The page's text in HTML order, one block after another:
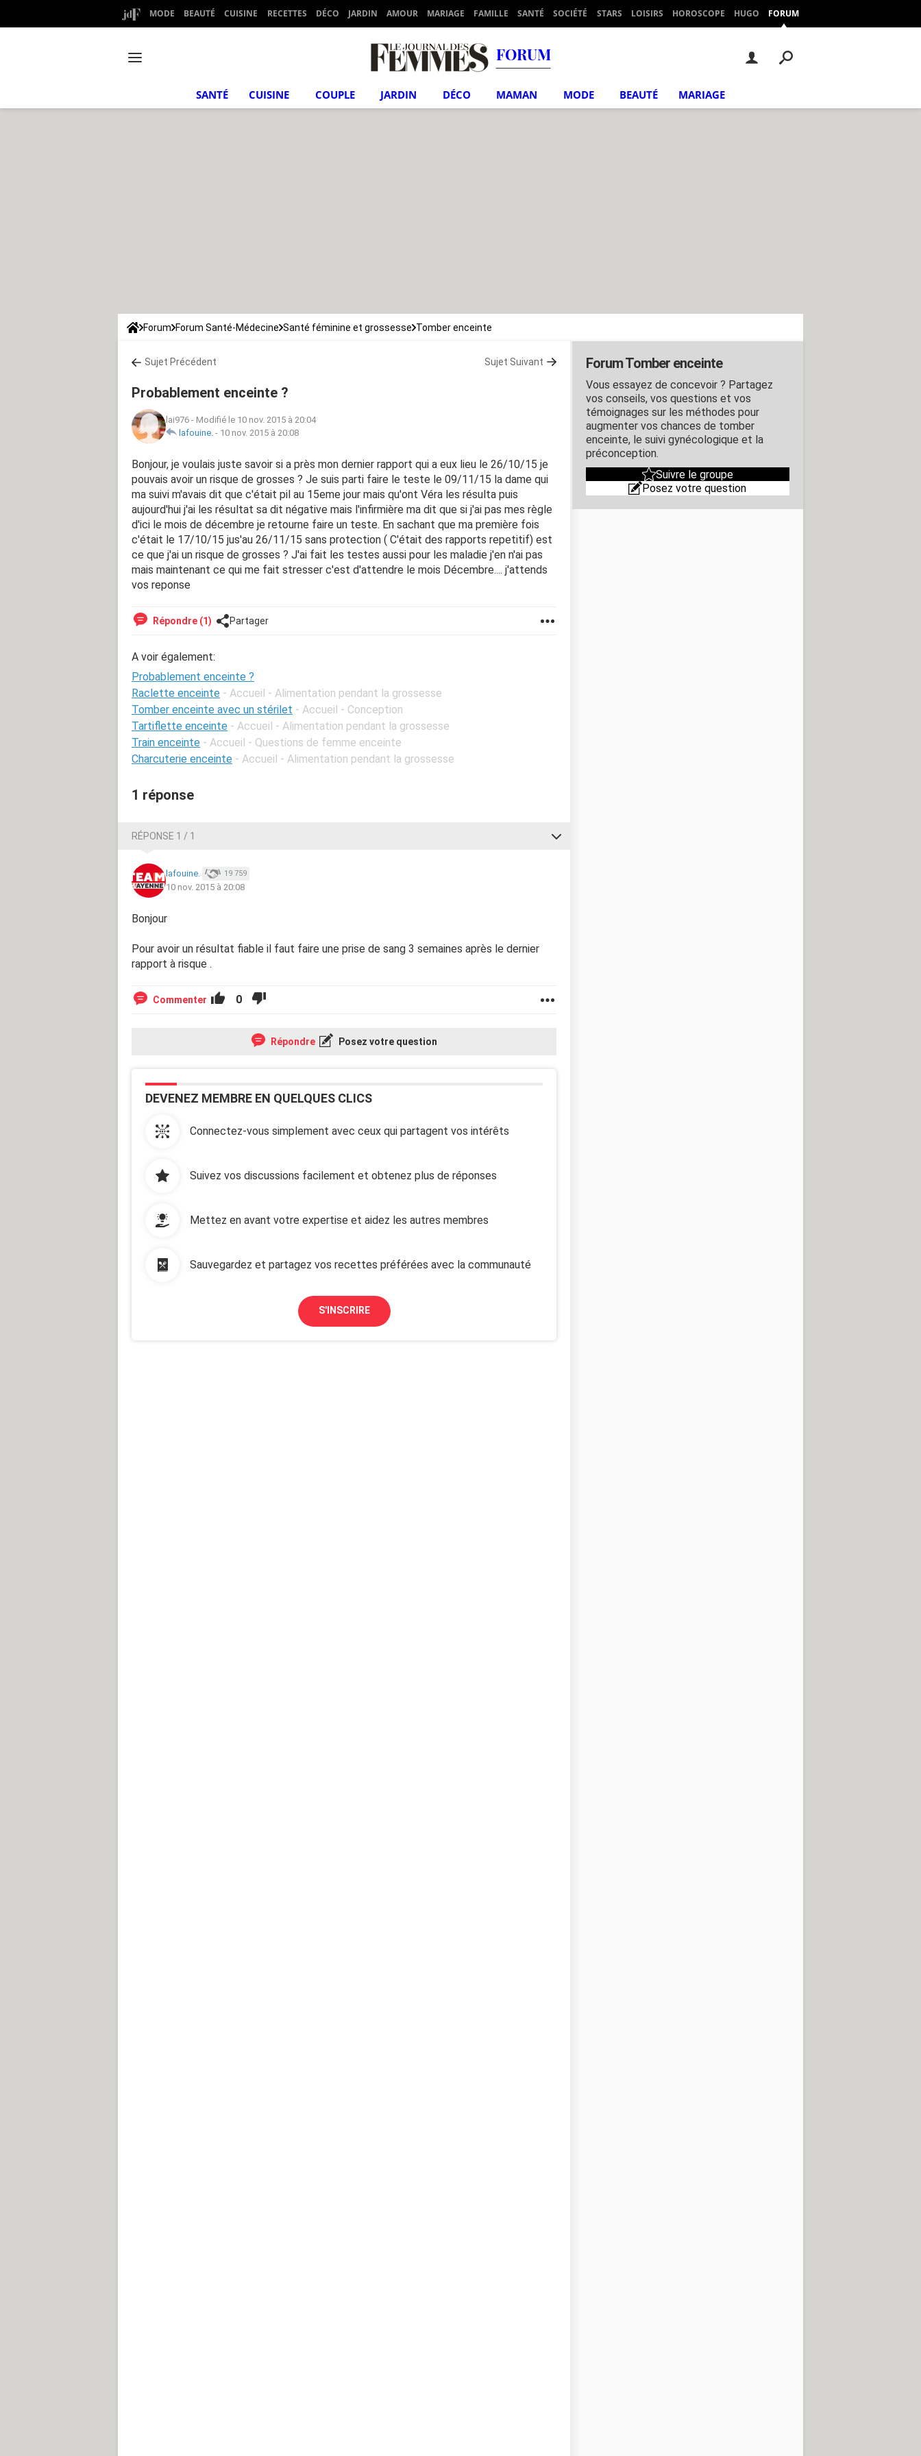
MODE BEAUTÉ CUISINE RECETTES DÉCO JARDIN AMOUR MARIAGE FAMILLE SANTÉ SOCIÉTÉ STARS LOISIRS HOROSCOPE HUGO FORUM
FORUM
SANTÉ CUISINE COUPLE JARDIN DÉCO MAMAN MODE BEAUTÉ MARIAGE
Forum Forum Santé-Médecine Santé féminine et grossesse Tomber enceinte
Sujet Précédent Sujet Suivant
Probablement enceinte ?
lai976 - Modifié le 10 nov. 2015 à 20:04
lafouine. - 10 nov. 2015 à 20:08
Bonjour, je voulais juste savoir si a près mon dernier rapport qui a eux lieu le 26/10/15 je
pouvais avoir un risque de grosses ? Je suis parti faire le teste le 09/11/15 la dame qui
ma suivi m'avais dit que c'était pil au 15eme jour mais qu'ont Véra les résulta puis
aujourd'hui j'ai les résultat sa dit négative mais l'infirmière ma dit que si j'ai pas mes règle
d'ici le mois de décembre je retourne faire un teste. En sachant que ma première fois
c'était le 17/10/15 jus'au 26/11/15 sans protection ( C'était des rapports repetitif) est
ce que j'ai un risque de grosses ? J'ai fait les testes aussi pour les maladie j'en n'ai pas
mais maintenant ce qui me fait stresser c'est d'attendre le mois Décembre.... j'attends
vos reponse
Répondre (1) Partager
A voir également:
Probablement enceinte ?
Raclette enceinte - Accueil - Alimentation pendant la grossesse
Tomber enceinte avec un stérilet - Accueil - Conception
Tartiflette enceinte - Accueil - Alimentation pendant la grossesse
Train enceinte - Accueil - Questions de femme enceinte
Charcuterie enceinte - Accueil - Alimentation pendant la grossesse
1 réponse
RÉPONSE 1 / 1
lafouine. 19 759
10 nov. 2015 à 20:08
Bonjour
Pour avoir un résultat fiable il faut faire une prise de sang 3 semaines après le dernier
rapport à risque .
Commenter 0
Répondre Posez votre question
DEVENEZ MEMBRE EN QUELQUES CLICS
Connectez-vous simplement avec ceux qui partagent vos intérêts
Suivez vos discussions facilement et obtenez plus de réponses
Mettez en avant votre expertise et aidez les autres membres
Sauvegardez et partagez vos recettes préférées avec la communauté
S'INSCRIRE
Forum Tomber enceinte
Vous essayez de concevoir ? Partagez
vos conseils, vos questions et vos
témoignages sur les méthodes pour
augmenter vos chances de tomber
enceinte, le suivi gynécologique et la
préconception.
Suivre le groupe
Posez votre question